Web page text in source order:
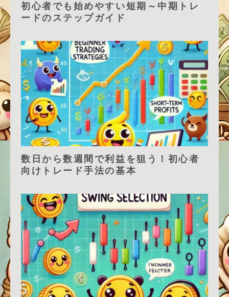
初心者でも始めやすい短期～中期トレ
ードのステップガイド
数日から数週間で利益を狙う！初心者
向けトレード手法の基本